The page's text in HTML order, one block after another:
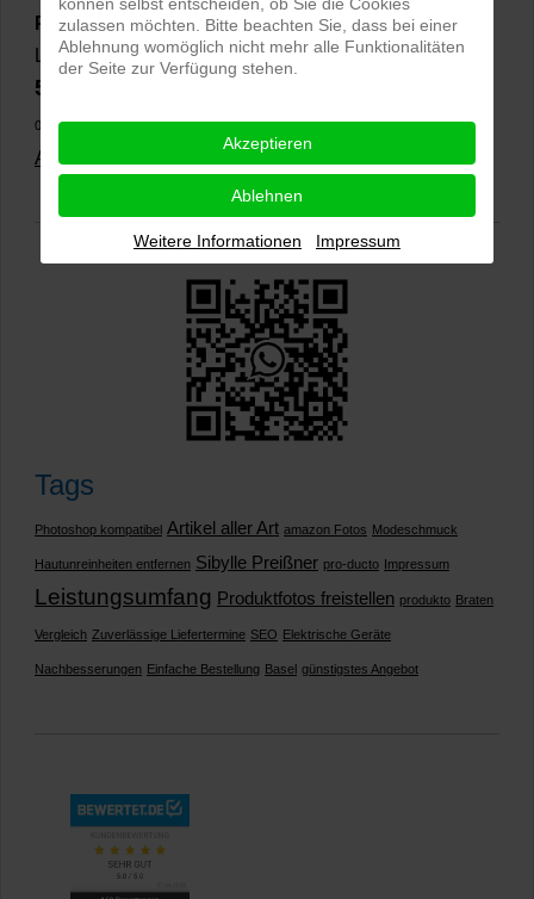
PRO-ducto GmbH , Fotografie und Bildbearbeitung in
Lichtenau
5,0
02.01.2026)
Alle Rezensionen ansehen
Tags
Photoshop kompatibel Artikel aller Art amazon Fotos Modeschmuck
Hautunreinheiten entfernen Sibylle Preißner pro-ducto Impressum
Leistungsumfang Produktfotos freistellen produkto Braten
Vergleich Zuverlässige Liefertermine SEO Elektrische Geräte
Nachbesserungen Einfache Bestellung Basel günstigstes Angebot
zulassen möchten. Bitte beachten Sie, dass bei einer
Ablehnung womöglich nicht mehr alle Funktionalitäten
der Seite zur Verfügung stehen.
Akzeptieren
Ablehnen
Weitere Informationen Impressum